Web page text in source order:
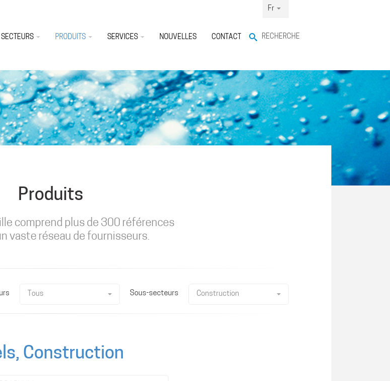
Fr
RECHERCHE
SECTEURS PRODUITS SERVICES NOUVELLES CONTACT
Produits
comprend plus de 300 références
vaste réseau de fournisseurs.
Tous Sous-secteurs Construction
Construction